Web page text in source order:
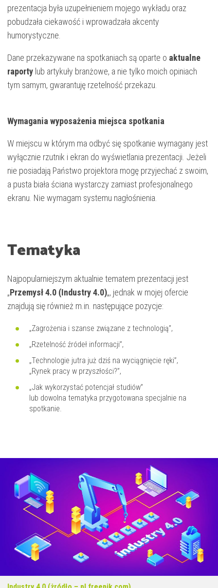
prezentacja była uzupełnieniem mojego wykładu oraz
pobudzała ciekawość i wprowadzała akcenty
humorystyczne.
Dane przekazywane na spotkaniach są oparte o aktualne
raporty lub artykuły branżowe, a nie tylko moich opiniach
tym samym, gwarantuję rzetelność przekazu.
Wymagania wyposażenia miejsca spotkania
W miejscu w którym ma odbyć się spotkanie wymagany jest
wyłącznie rzutnik i ekran do wyświetlania prezentacji. Jeżeli
nie posiadają Państwo projektora mogę przyjechać z swoim,
a pusta biała ściana wystarczy zamiast profesjonalnego
ekranu. Nie wymagam systemu nagłośnienia.
Tematyka
Najpopularniejszym aktualnie tematem prezentacji jest
„Przemysł 4.0 (Industry 4.0)„, jednak w mojej ofercie
znajdują się również m.in. następujące pozycje:
„Zagrożenia i szanse związane z technologią”,
„Rzetelność źródeł informacji”,
„Technologie jutra już dziś na wyciągnięcie ręki”,
„Rynek pracy w przyszłości?”,
„Jak wykorzystać potencjał studiów”
lub dowolna tematyka przygotowana specjalnie na
spotkanie.